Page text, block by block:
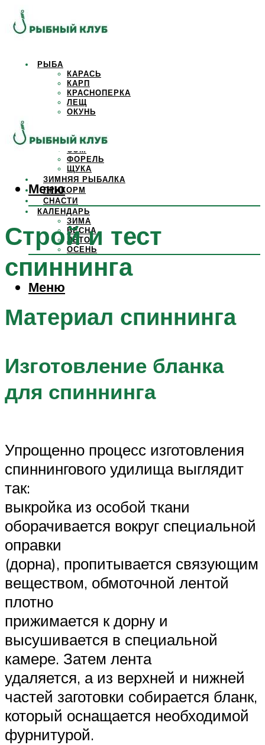
РЫБА
КАРАСЬ
КАРП
КРАСНОПЕРКА
ЛЕЩ
ОКУНЬ
САЗАН
СОМ
ФОРЕЛЬ
ЩУКА
ЗИМНЯЯ РЫБАЛКА
ПРИКОРМ
СНАСТИ
КАЛЕНДАРЬ
ЗИМА
ВЕСНА
ЛЕТО
ОСЕНЬ
Меню
Меню
Строй и тест
спиннинга
Материал спиннинга
Изготовление бланка
для спиннинга
Упрощенно процесс изготовления
спиннингового удилища выглядит
так:
выкройка из особой ткани
оборачивается вокруг специальной
оправки
(дорна), пропитывается связующим
веществом, обмоточной лентой
плотно
прижимается к дорну и
высушивается в специальной
камере. Затем лента
удаляется, а из верхней и нижней
частей заготовки собирается бланк,
который оснащается необходимой
фурнитурой.